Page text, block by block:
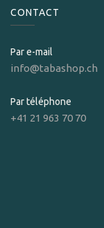
CONTACT
Par e-mail
info@tabashop.ch
Par téléphone
+41 21 963 70 70